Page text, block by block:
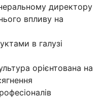
директору
впливу на
в галузі
орієнтована на